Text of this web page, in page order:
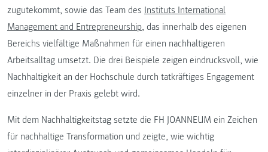
zugutekommt, sowie das Team des Instituts International
Management and Entrepreneurship, das innerhalb des eigenen
Bereichs vielfältige Maßnahmen für einen nachhaltigeren
Arbeitsalltag umsetzt. Die drei Beispiele zeigen eindrucksvoll, wie
Nachhaltigkeit an der Hochschule durch tatkräftiges Engagement
einzelner in der Praxis gelebt wird.
Mit dem Nachhaltigkeitstag setzte die FH JOANNEUM ein Zeichen
für nachhaltige Transformation und zeigte, wie wichtig